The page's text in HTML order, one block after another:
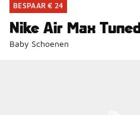
BESPAAR € 24
Nike Air Max
Baby Schoenen